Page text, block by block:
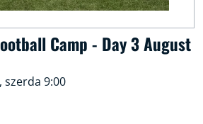
Camp - Day 3 August
szerda 9:00